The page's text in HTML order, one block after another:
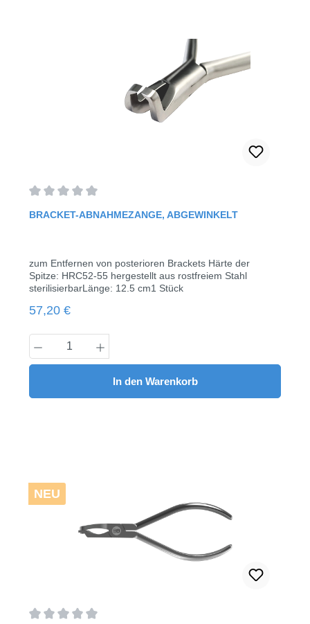
BRACKET-ABNAHMEZANGE, ABGEWINKELT
zum Entfernen von posterioren Brackets Härte der
Spitze: HRC52-55 hergestellt aus rostfreiem Stahl
sterilisierbarLänge: 12.5 cm1 Stück
Regulärer Preis:
57,20 €
Produkt Anzahl: Gib den gewünschten
In den Warenkorb
NEU